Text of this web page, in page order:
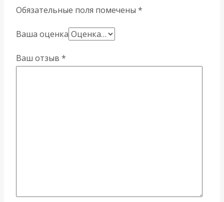
Обязательные поля помечены *
Ваша оценка
Ваш отзыв *